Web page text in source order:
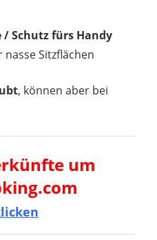
/ Schutz fürs Handy
nasse Sitzflächen
, können aber bei
um